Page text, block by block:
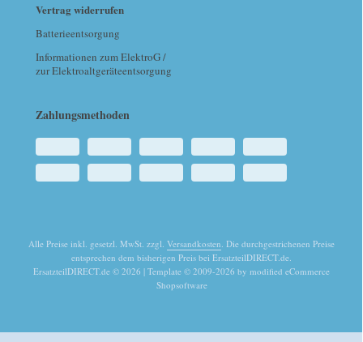
Vertrag widerrufen
Batterieentsorgung
Informationen zum ElektroG /
zur Elektroaltgeräteentsorgung
Zahlungsmethoden
Alle Preise inkl. gesetzl. MwSt. zzgl. Versandkosten . Die durchgestrichenen Preise
entsprechen dem bisherigen Preis bei ErsatzteilDIRECT.de.
ErsatzteilDIRECT.de © 2026 | Template © 2009-2026 by modified eCommerce
Shopsoftware